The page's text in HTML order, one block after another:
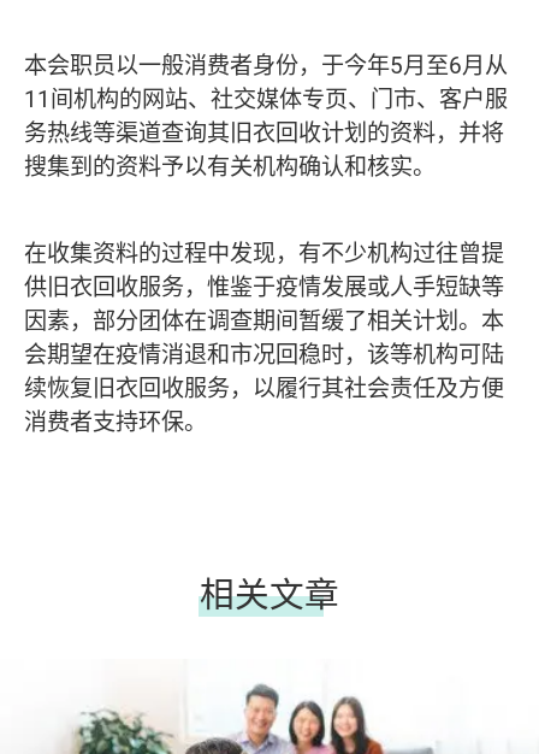
本会职员以一般消费者身份，于今年5月至6月从
11间机构的网站、社交媒体专页、门市、客户服
务热线等渠道查询其旧衣回收计划的资料，并将
搜集到的资料予以有关机构确认和核实。
在收集资料的过程中发现，有不少机构过往曾提
供旧衣回收服务，惟鉴于疫情发展或人手短缺等
因素，部分团体在调查期间暂缓了相关计划。本
会期望在疫情消退和市况回稳时，该等机构可陆
续恢复旧衣回收服务，以履行其社会责任及方便
消费者支持环保。
相关文章